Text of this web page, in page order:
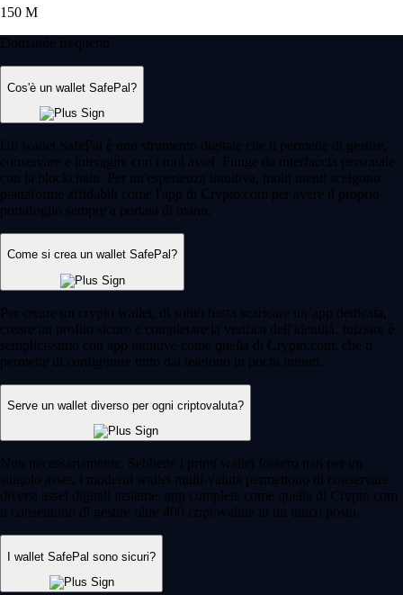
150 M
Domande frequenti
Cos'è un wallet SafePal?
Un wallet SafePal è uno strumento digitale che ti permette di gestire,
conservare e interagire con i tuoi asset. Funge da interfaccia personale
con la blockchain. Per un'esperienza intuitiva, molti utenti scelgono
piattaforme affidabili come l'app di Crypto.com per avere il proprio
portafoglio sempre a portata di mano.
Come si crea un wallet SafePal?
Per creare un crypto wallet, di solito basta scaricare un’app dedicata,
creare un profilo sicuro e completare la verifica dell'identità. Iniziare è
semplicissimo con app intuitive come quella di Crypto.com, che ti
permette di configurare tutto dal telefono in pochi minuti.
Serve un wallet diverso per ogni criptovaluta?
Non necessariamente. Sebbene i primi wallet fossero nati per un
singolo asset, i moderni wallet multi-valuta permettono di conservare
diversi asset digitali insieme. app complete come quella di Crypto.com
ti consentono di gestire oltre 400 criptovalute in un unico posto.
I wallet SafePal sono sicuri?